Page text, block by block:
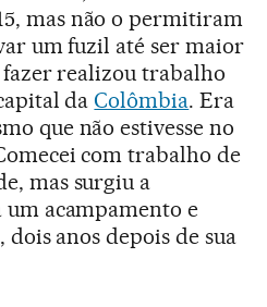
mas não o permitiram
um fuzil até ser maior
realizou trabalho
daColômbia. Era
que não estivesse no
com trabalho de
mas surgiu a
acampamento e
anos depois de sua